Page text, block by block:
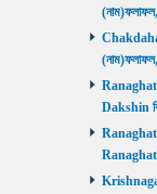
Chakdaha
Ranaghat
Dakshin
Ranaghat
Ranaghat